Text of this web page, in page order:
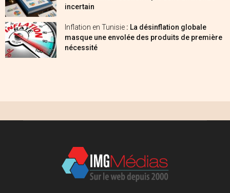
incertain
Inflation en Tunisie : La désinflation globale
masque une envolée des produits de première
nécessité